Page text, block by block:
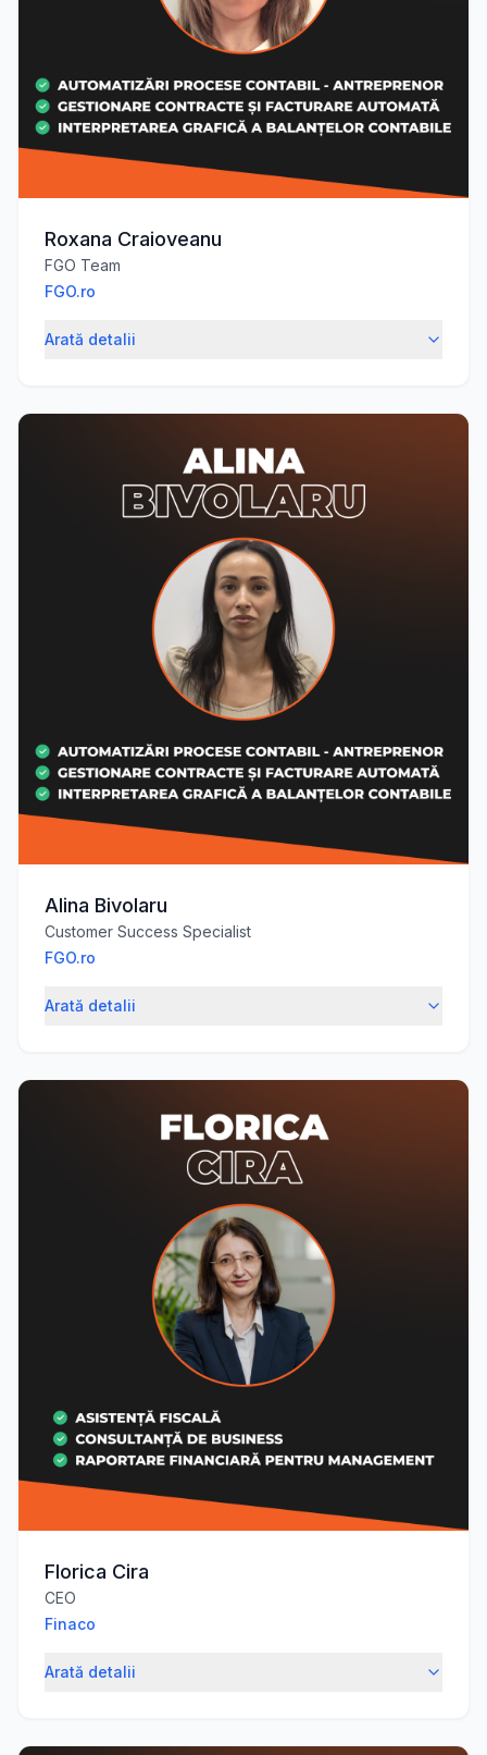
Roxana Craioveanu
FGO Team
FGO.ro
Arată detalii
Alina Bivolaru
Customer Success Specialist
FGO.ro
Arată detalii
Florica Cira
CEO
Finaco
Arată detalii